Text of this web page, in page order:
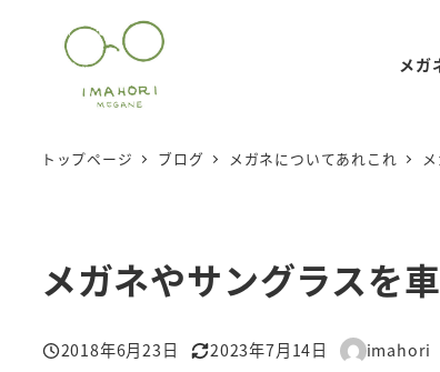
メガ
トップページ ブログ メガネについてあれこれ
メガネやサングラスを
投稿日
2018年6月23日
更新日
2023年7月14日
著
imahori